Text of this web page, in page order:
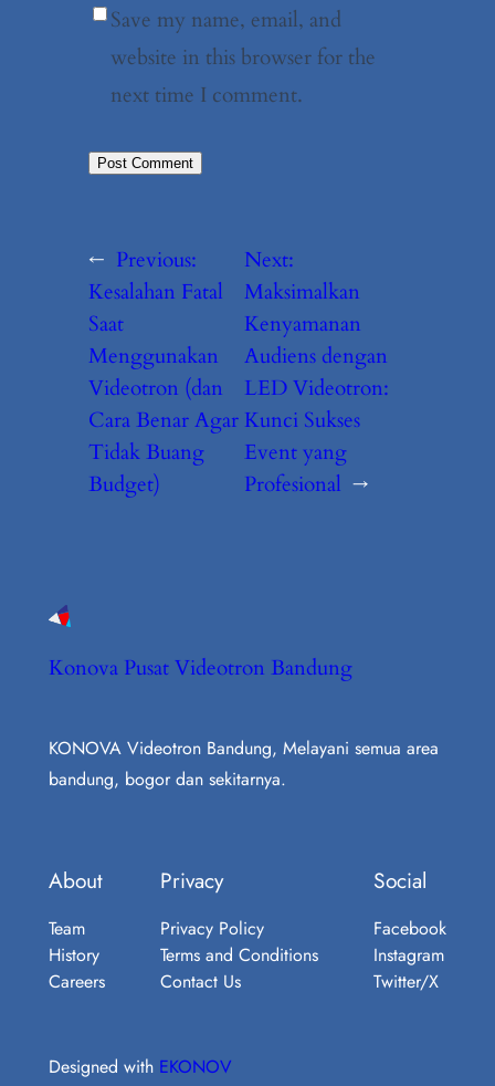
Save my name, email, and
website in this browser for the
next time I comment.
← Previous:
Kesalahan Fatal
Saat
Menggunakan
Videotron (dan
Cara Benar Agar
Tidak Buang
Budget)
Next:
Maksimalkan
Kenyamanan
Audiens dengan
LED Videotron:
Kunci Sukses
Event yang
Profesional →
Konova Pusat Videotron Bandung
KONOVA Videotron Bandung, Melayani semua area
bandung, bogor dan sekitarnya.
About
Team
History
Careers
Privacy
Privacy Policy
Terms and Conditions
Contact Us
Social
Facebook
Instagram
Twitter/X
Designed with EKONOV